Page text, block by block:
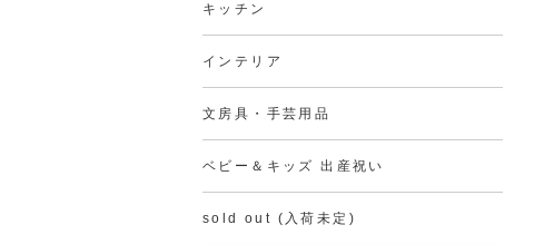
キッチン
インテリア
文房具・手芸用品
ベビー＆キッズ 出産祝い
sold out (入荷未定)